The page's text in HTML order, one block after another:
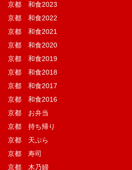
京都 和食2023
京都 和食2022
京都 和食2021
京都 和食2020
京都 和食2019
京都 和食2018
京都 和食2017
京都 和食2016
京都 お弁当
京都 持ち帰り
京都 天ぷら
京都 寿司
京都 木乃婦